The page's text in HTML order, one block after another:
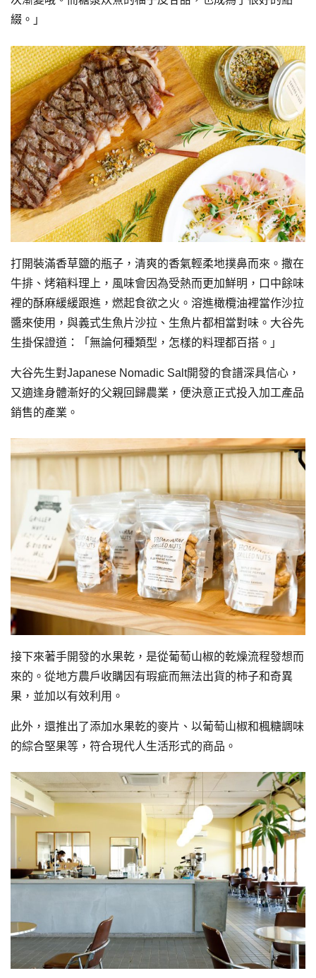
綴。」
打開裝滿香草鹽的瓶子，清爽的香氣輕柔地撲鼻而來。撒在
牛排、烤箱料理上，風味會因為受熱而更加鮮明，口中餘味
裡的酥麻緩緩跟進，燃起食欲之火。溶進橄欖油裡當作沙拉
醬來使用，與義式生魚片沙拉、生魚片都相當對味。大谷先
生掛保證道：「無論何種類型，怎樣的料理都百搭。」
大谷先生對Japanese Nomadic Salt開發的食譜深具信心，
又適逢身體漸好的父親回歸農業，便決意正式投入加工產品
銷售的產業。
接下來著手開發的水果乾，是從葡萄山椒的乾燥流程發想而
來的。從地方農戶收購因有瑕疵而無法出貨的柿子和奇異
果，並加以有效利用。
此外，還推出了添加水果乾的麥片、以葡萄山椒和楓糖調味
的綜合堅果等，符合現代人生活形式的商品。